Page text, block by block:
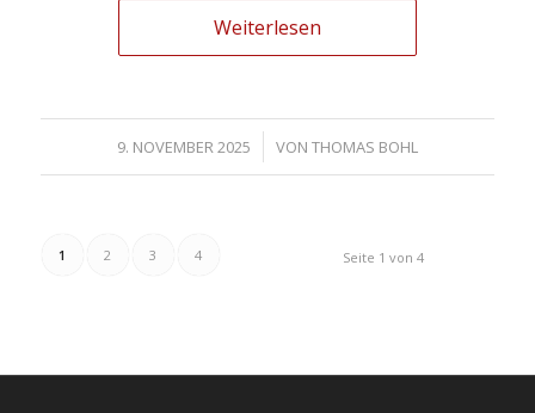
Weiterlesen
9. NOVEMBER 2025
/ VON THOMAS BOHL
Seite 1 von 4
1 2 3 4